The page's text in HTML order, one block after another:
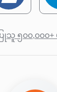
သူ ၅၀၀,၀၀